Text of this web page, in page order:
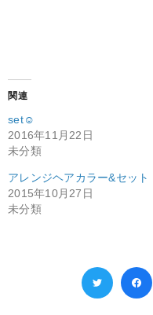
関連
set☺︎
2016年11月22日
未分類
アレンジヘアカラー&セット
2015年10月27日
未分類